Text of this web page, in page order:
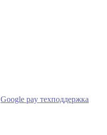
Google pay техподдержка